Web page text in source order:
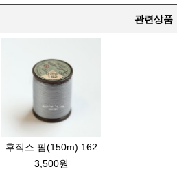
관련상품
후직스 팜(150m) 162
3,500원